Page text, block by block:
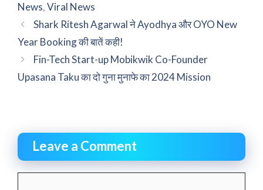
News,Viral News
Shark Ritesh Agarwal ने Ayodhya और OYO New
Year Booking की बातें कही!
Fin-Tech Start-up Mobikwik Co-Founder
Upasana Taku का दो गुना मुनाफे का 2024 Mission
Leave a Comment